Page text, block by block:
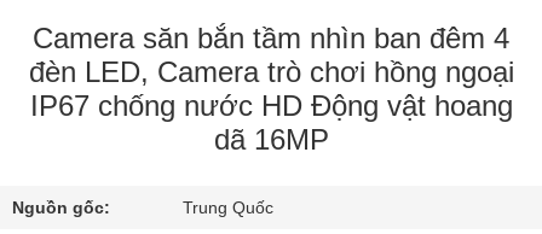
TÔI
CHUYẾN
NHÀ
Camera săn bắn tầm nhìn ban đêm 4
đèn LED, Camera trò chơi hồng ngoại
IP67 chống nước HD Động vật hoang
dã 16MP
Nguồn gốc: Trung Quốc